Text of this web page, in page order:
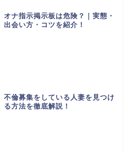
オナ指示掲示板は危険？｜実態・
出会い方・コツを紹介！
不倫募集をしている人妻を見つけ
る方法を徹底解説！